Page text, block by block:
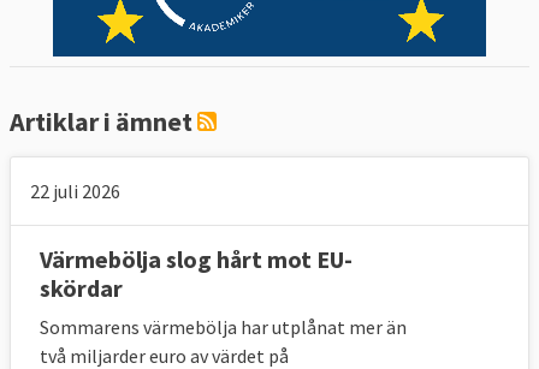
Artiklar i ämnet
22 juli 2026
Värmebölja slog hårt mot EU-
skördar
Sommarens värmebölja har utplånat mer än
två miljarder euro av värdet på